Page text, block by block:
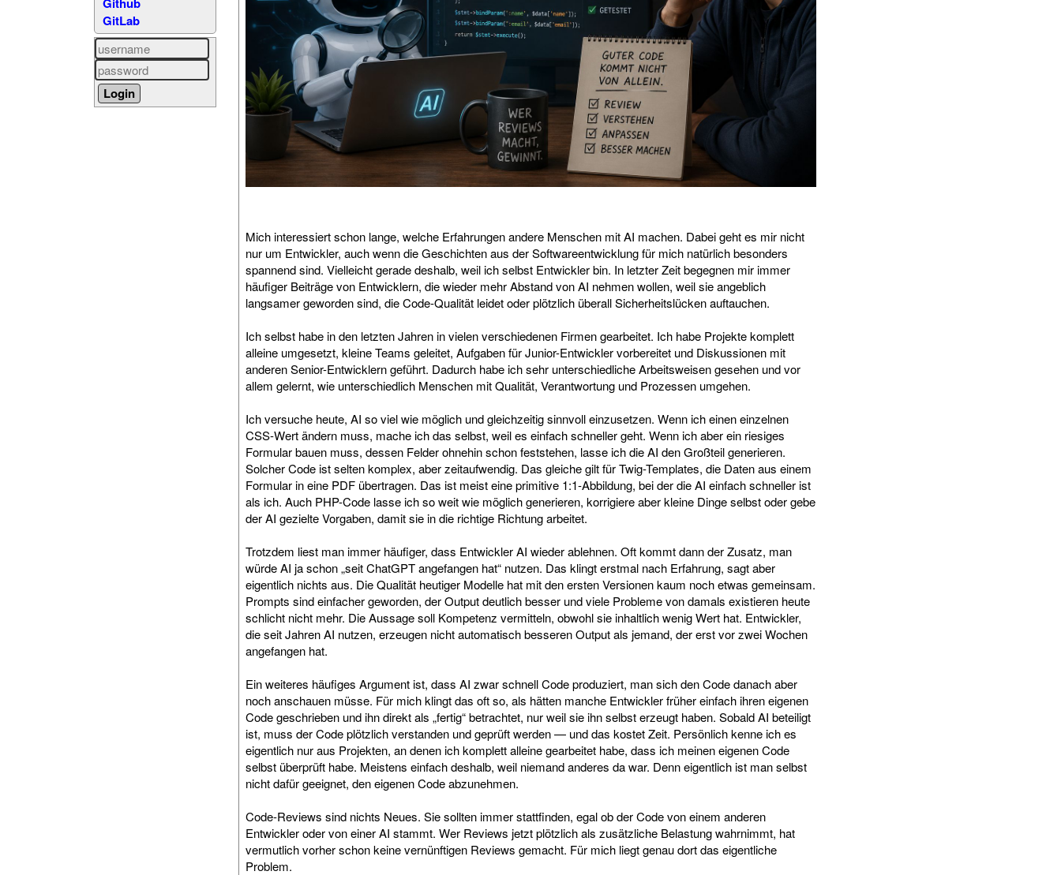
GitLab
Mich interessiert schon lange, welche Erfahrungen andere Menschen mit AI machen. Dabei geht es mir nicht
nur um Entwickler, auch wenn die Geschichten aus der Softwareentwicklung für mich natürlich besonders
spannend sind. Vielleicht gerade deshalb, weil ich selbst Entwickler bin. In letzter Zeit begegnen mir immer
häufiger Beiträge von Entwicklern, die wieder mehr Abstand von AI nehmen wollen, weil sie angeblich
langsamer geworden sind, die Code-Qualität leidet oder plötzlich überall Sicherheitslücken auftauchen.
Ich selbst habe in den letzten Jahren in vielen verschiedenen Firmen gearbeitet. Ich habe Projekte komplett
alleine umgesetzt, kleine Teams geleitet, Aufgaben für Junior-Entwickler vorbereitet und Diskussionen mit
anderen Senior-Entwicklern geführt. Dadurch habe ich sehr unterschiedliche Arbeitsweisen gesehen und vor
allem gelernt, wie unterschiedlich Menschen mit Qualität, Verantwortung und Prozessen umgehen.
Ich versuche heute, AI so viel wie möglich und gleichzeitig sinnvoll einzusetzen. Wenn ich einen einzelnen
CSS-Wert ändern muss, mache ich das selbst, weil es einfach schneller geht. Wenn ich aber ein riesiges
Formular bauen muss, dessen Felder ohnehin schon feststehen, lasse ich die AI den Großteil generieren.
Solcher Code ist selten komplex, aber zeitaufwendig. Das gleiche gilt für Twig-Templates, die Daten aus einem
Formular in eine PDF übertragen. Das ist meist eine primitive 1:1-Abbildung, bei der die AI einfach schneller ist
als ich. Auch PHP-Code lasse ich so weit wie möglich generieren, korrigiere aber kleine Dinge selbst oder gebe
der AI gezielte Vorgaben, damit sie in die richtige Richtung arbeitet.
Trotzdem liest man immer häufiger, dass Entwickler AI wieder ablehnen. Oft kommt dann der Zusatz, man
würde AI ja schon „seit ChatGPT angefangen hat“ nutzen. Das klingt erstmal nach Erfahrung, sagt aber
eigentlich nichts aus. Die Qualität heutiger Modelle hat mit den ersten Versionen kaum noch etwas gemeinsam.
Prompts sind einfacher geworden, der Output deutlich besser und viele Probleme von damals existieren heute
schlicht nicht mehr. Die Aussage soll Kompetenz vermitteln, obwohl sie inhaltlich wenig Wert hat. Entwickler,
die seit Jahren AI nutzen, erzeugen nicht automatisch besseren Output als jemand, der erst vor zwei Wochen
angefangen hat.
Ein weiteres häufiges Argument ist, dass AI zwar schnell Code produziert, man sich den Code danach aber
noch anschauen müsse. Für mich klingt das oft so, als hätten manche Entwickler früher einfach ihren eigenen
Code geschrieben und ihn direkt als „fertig“ betrachtet, nur weil sie ihn selbst erzeugt haben. Sobald AI beteiligt
ist, muss der Code plötzlich verstanden und geprüft werden — und das kostet Zeit. Persönlich kenne ich es
eigentlich nur aus Projekten, an denen ich komplett alleine gearbeitet habe, dass ich meinen eigenen Code
selbst überprüft habe. Meistens einfach deshalb, weil niemand anderes da war. Denn eigentlich ist man selbst
nicht dafür geeignet, den eigenen Code abzunehmen.
Code-Reviews sind nichts Neues. Sie sollten immer stattfinden, egal ob der Code von einem anderen
Entwickler oder von einer AI stammt. Wer Reviews jetzt plötzlich als zusätzliche Belastung wahrnimmt, hat
vermutlich vorher schon keine vernünftigen Reviews gemacht. Für mich liegt genau dort das eigentliche
Problem.